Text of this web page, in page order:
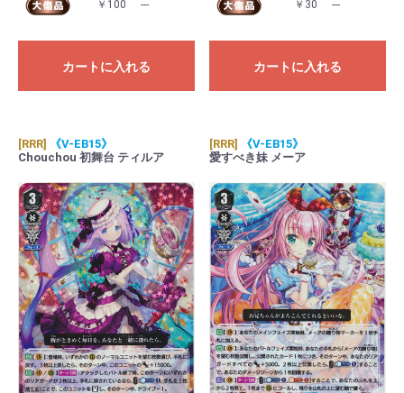
￥100 ---
カートに入れる
￥30 ---
カートに入れる
[RRR]
《V-EB15》
Chouchou 初舞台 ティルア
[RRR]
《V-EB15》
愛すべき妹 メーア